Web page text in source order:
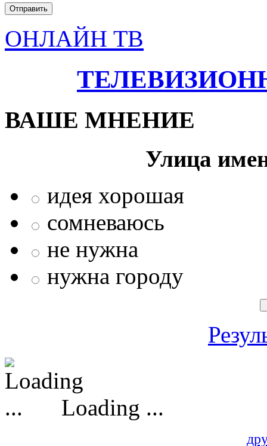
ОНЛАЙН ТВ
ВАШЕ МНЕНИЕ
Улица
идея хорошая
сомневаюсь
не нужна
нужна городу
Loading ...